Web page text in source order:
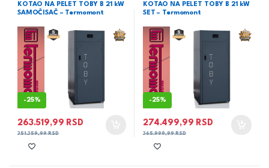
KOTAO NA PELET TOBY B 21 kW
SAMOČISAČ – Termomont
-25%
263.519,99 RSD
351.359,99RSD
KOTAO NA PELET TOBY B 21 kW
SET – Termomont
-25%
274.499,99 RSD
365.999,99RSD